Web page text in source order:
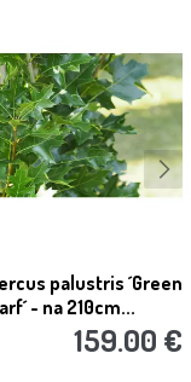
palustris ´Green
- na 210cm...
159.00 €